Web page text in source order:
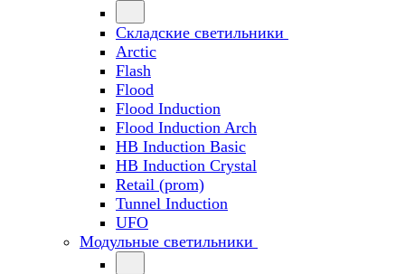
Складские светильники
Arctic
Flash
Flood
Flood Induction
Flood Induction Arch
HB Induction Basic
HB Induction Crystal
Retail (prom)
Tunnel Induction
UFO
Модульные светильники